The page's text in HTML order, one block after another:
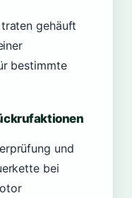
gehäuft
bestimmte
und
bei